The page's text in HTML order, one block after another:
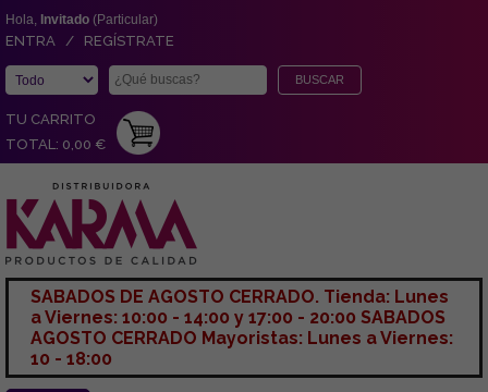
Hola, Invitado (Particular)
ENTRA / REGÍSTRATE
TU CARRITO
TOTAL: 0,00 €
SABADOS DE AGOSTO CERRADO. Tienda: Lunes
a Viernes: 10:00 - 14:00 y 17:00 - 20:00 SABADOS
AGOSTO CERRADO Mayoristas: Lunes a Viernes:
10 - 18:00